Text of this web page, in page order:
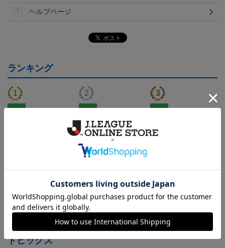
ヘルプページ
ランキング
FC町田ゼルビア ゲッコ
ウガ タオルマフラー
2,500円
FC町田ゼルビア ゲッコ
ウガ キーホルダー
1,100円
FC町田ゼルビア ピカチ
ュウ タオルマフラー
2,500円
トピックス